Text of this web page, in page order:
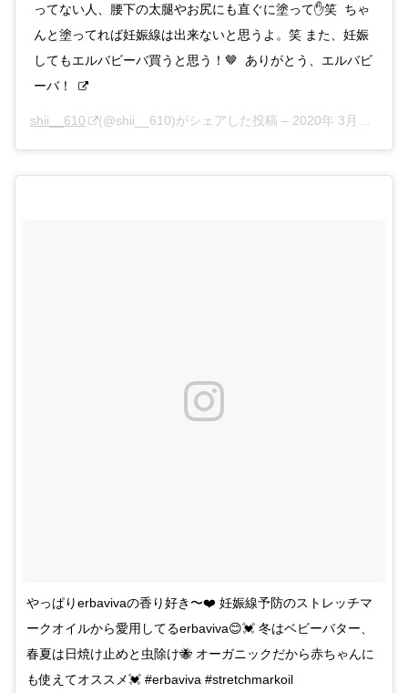
ってない人、腰下の太腿やお尻にも直ぐに塗って✋笑 ちゃ
んと塗ってれば妊娠線は出来ないと思うよ。笑 また、妊娠
してもエルバビーバ買うと思う！🤎 ありがとう、エルバビ
ーバ！
shii__610 (@shii__610)がシェアした投稿 – 2020年 3月月23日午前6時37分PDT
やっぱりerbavivaの香り好き〜❤️ 妊娠線予防のストレッチマ
ークオイルから愛用してるerbaviva😊💓 冬はベビーバター、
春夏は日焼け止めと虫除け🐝 オーガニックだから赤ちゃんに
も使えてオススメ💓 #erbaviva #stretchmarkoil